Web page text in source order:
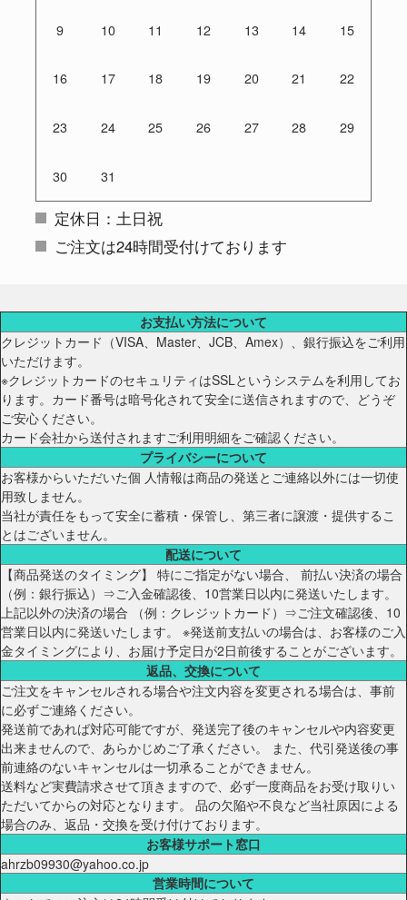
9 10 11 12 13 14 15
16 17 18 19 20 21 22
23 24 25 26 27 28 29
30 31
定休日：土日祝
ご注文は24時間受付けております
お支払い方法について
クレジットカード（VISA、Master、JCB、Amex）、銀行振込をご利用
いただけます。
※クレジットカードのセキュリティはSSLというシステムを利用してお
ります。カード番号は暗号化されて安全に送信されますので、どうぞ
ご安心ください。
カード会社から送付されますご利用明細をご確認ください。
プライバシーについて
お客様からいただいた個 人情報は商品の発送とご連絡以外には一切使
用致しません。
当社が責任をもって安全に蓄積・保管し、第三者に譲渡・提供するこ
とはございません。
配送について
【商品発送のタイミング】 特にご指定がない場合、 前払い決済の場合
（例：銀行振込）⇒ご入金確認後、10営業日以内に発送いたします。
上記以外の決済の場合 （例：クレジットカード）⇒ご注文確認後、10
営業日以内に発送いたします。 ※発送前支払いの場合は、お客様のご入
金タイミングにより、お届け予定日が2日前後することがございます。
返品、交換について
ご注文をキャンセルされる場合や注文内容を変更される場合は、事前
に必ずご連絡ください。
発送前であれば対応可能ですが、発送完了後のキャンセルや内容変更
出来ませんので、あらかじめご了承ください。 また、代引発送後の事
前連絡のないキャンセルは一切承ることができません。
送料など実費請求させて頂きますので、必ず一度商品をお受け取りい
ただいてからの対応となります。 品の欠陥や不良など当社原因による
場合のみ、返品・交換を受け付けております。
お客様サポート窓口
ahrzb09930@yahoo.co.jp
営業時間について